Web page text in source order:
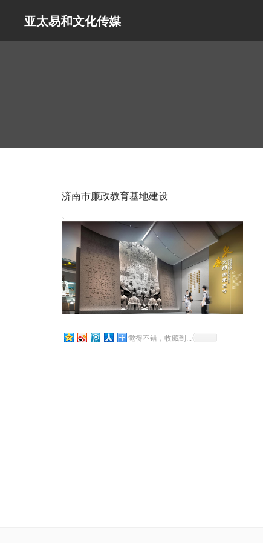
亚太易和文化传媒
济南市廉政教育基地建设
、
觉得不错，收藏到...